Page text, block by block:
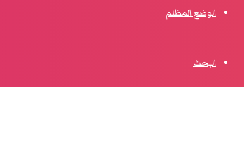
الوضع المظلم
البحث